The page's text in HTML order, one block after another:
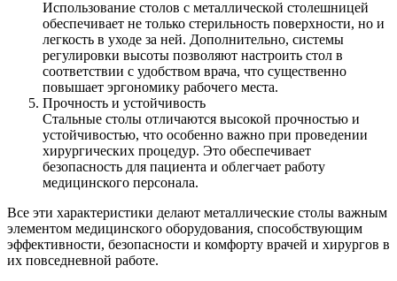
Использование столов с металлической столешницей
обеспечивает не только стерильность поверхности, но и
легкость в уходе за ней. Дополнительно, системы
регулировки высоты позволяют настроить стол в
соответствии с удобством врача, что существенно
повышает эргономику рабочего места.
Прочность и устойчивость
Стальные столы отличаются высокой прочностью и
устойчивостью, что особенно важно при проведении
хирургических процедур. Это обеспечивает
безопасность для пациента и облегчает работу
медицинского персонала.
Все эти характеристики делают металлические столы важным
элементом медицинского оборудования, способствующим
эффективности, безопасности и комфорту врачей и хирургов в
их повседневной работе.